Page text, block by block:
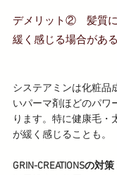
デメリット②　髪質
緩く感じる場合がある
システアミンは化粧品
いパーマ剤ほどのパワ
ります。特に健康毛・
が緩く感じることも。
GRIN-CREATIONSの対策